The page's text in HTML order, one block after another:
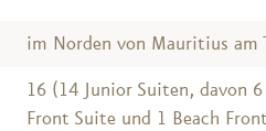
im Norden von Mauritius am
16 (14 Junior Suiten, davon
Front Suite und 1 Beach